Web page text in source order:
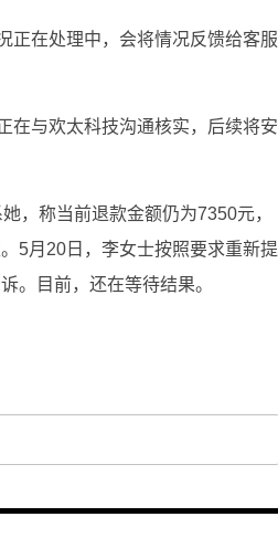
正在处理中，会将情况反馈给客服
在与欢太科技沟通核实，后续将安
，称当前退款金额仍为7350元，
5月20日，李女士按照要求重新提
。目前，还在等待结果。